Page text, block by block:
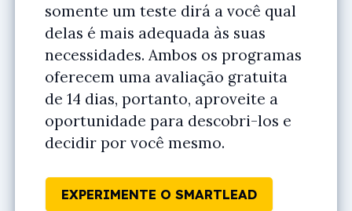
somente um teste dirá a você qual
delas é mais adequada às suas
necessidades. Ambos os programas
oferecem uma avaliação gratuita
de 14 dias, portanto, aproveite a
oportunidade para descobri-los e
decidir por você mesmo.
EXPERIMENTE O SMARTLEAD